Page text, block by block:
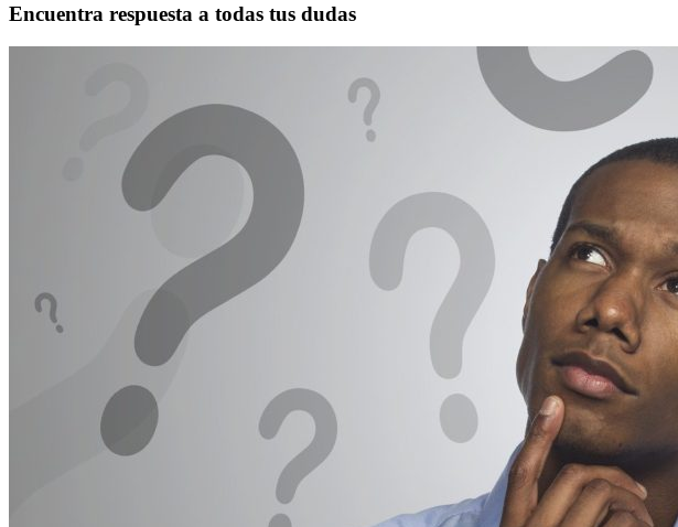
Encuentra respuesta a todas tus dudas